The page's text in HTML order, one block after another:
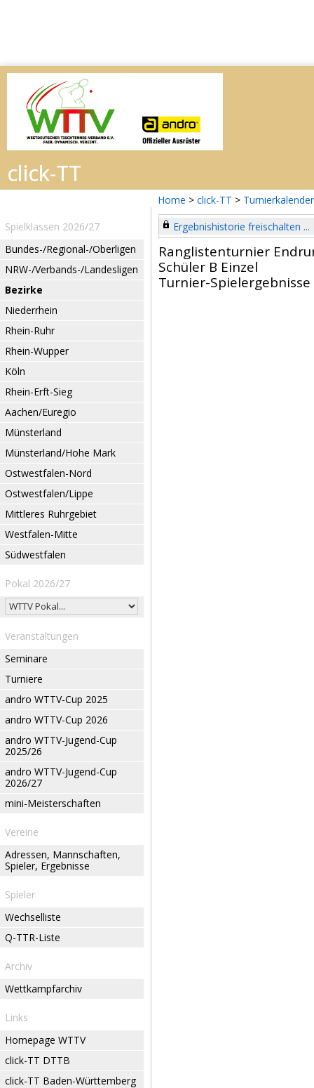
Home > click-TT > Turnierkalender
Spielklassen 2026/27
Bundes-/Regional-/Oberligen
NRW-/Verbands-/Landesligen
Bezirke
Niederrhein
Rhein-Ruhr
Rhein-Wupper
Köln
Rhein-Erft-Sieg
Aachen/Euregio
Münsterland
Münsterland/Hohe Mark
Ostwestfalen-Nord
Ostwestfalen/Lippe
Mittleres Ruhrgebiet
Westfalen-Mitte
Südwestfalen
Pokal 2026/27
Veranstaltungen
Seminare
Turniere
andro WTTV-Cup 2025
andro WTTV-Cup 2026
andro WTTV-Jugend-Cup
2025/26
andro WTTV-Jugend-Cup
2026/27
mini-Meisterschaften
Vereine
Adressen, Mannschaften,
Spieler, Ergebnisse
Spieler
Wechselliste
Q-TTR-Liste
Archiv
Wettkampfarchiv
Links
Homepage WTTV
click-TT DTTB
click-TT Baden-Württemberg
Ergebnishistorie freischalten ...
Ranglistenturnier
Schüler B Einzel
Turnier-Spielergebnisse